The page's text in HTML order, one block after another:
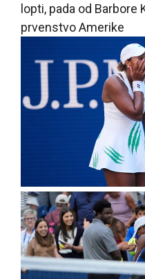
lopti, pada od
prvenstvo Amerike